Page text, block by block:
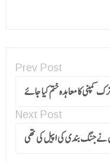
Prev Post
کمپنی کا معاہدہ ختم کیا جائے
Next Post
نے جنگ بندی کی اپیل کی تھی